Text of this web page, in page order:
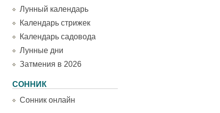
Лунный календарь
Календарь стрижек
Календарь садовода
Лунные дни
Затмения в 2026
СОННИК
Сонник онлайн